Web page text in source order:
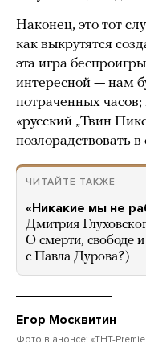
Наконец, это тот
как выкрутятся
эта игра
интересной — нам
потраченных часов;
«русский „Твин
позлорадствовать
ЧИТАЙТЕ ТАКЖЕ
«Никакие мы не
Дмитрия
О смерти, свободе
с Павла Дурова?)
Егор Москвитин
Фото в анонсе: «ТНТ-